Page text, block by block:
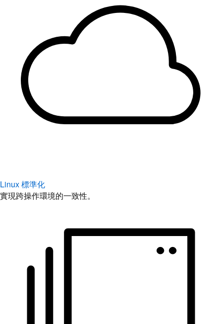
Linux 標準化
實現跨操作環境的一致性。